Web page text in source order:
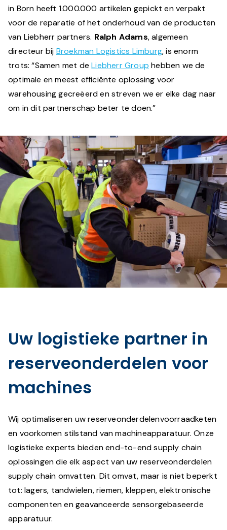
in Born heeft 1.000.000 artikelen gepickt en verpakt
voor de reparatie of het onderhoud van de producten
van Liebherr partners. Ralph Adams, algemeen
directeur bij Broekman Logistics Limburg, is enorm
trots: “Samen met deLiebherr Group hebben we de
optimale en meest efficiënte oplossing voor
warehousing gecreëerd en streven we er elke dag naar
om in dit partnerschap beter te doen.”
Uw logistieke partner in
reserveonderdelen voor
machines
Wij optimaliseren uw reserveonderdelenvoorraadketen
en voorkomen stilstand van machineapparatuur. Onze
logistieke experts bieden end-to-end supply chain
oplossingen die elk aspect van uw reserveonderdelen
supply chain omvatten. Dit omvat, maar is niet beperkt
tot: lagers, tandwielen, riemen, kleppen, elektronische
componenten en geavanceerde sensorgebaseerde
apparatuur.